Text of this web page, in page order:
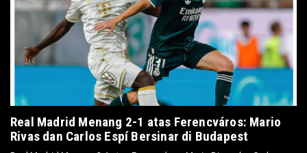
Real Madrid Menang 2-1 atas Ferencváros: Mario
Rivas dan Carlos Espí Bersinar di Budapest